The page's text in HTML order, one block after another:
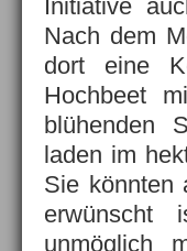
Initiative
Nach dem
dort eine
Hochbeet
blühenden
laden im
Sie könnten
erwünscht
unmöglich